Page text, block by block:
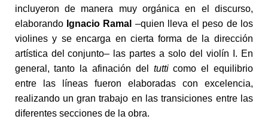
incluyeron de manera muy orgánica en el discurso,
elaborando Ignacio Ramal –quien lleva el peso de los
violines y se encarga en cierta forma de la dirección
artística del conjunto– las partes a solo del violín I. En
general, tanto la afinación del tutticomo el equilibrio
entre las líneas fueron elaboradas con excelencia,
realizando un gran trabajo en las transiciones entre las
diferentes secciones de la obra.